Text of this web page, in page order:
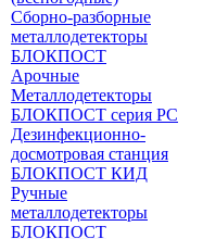
Сборно-разборные
металлодетекторы
БЛОКПОСТ
Арочные
Металлодетекторы
БЛОКПОСТ серия РС
Дезинфекционно-
досмотровая станция
БЛОКПОСТ КИД
Ручные
металлодетекторы
БЛОКПОСТ